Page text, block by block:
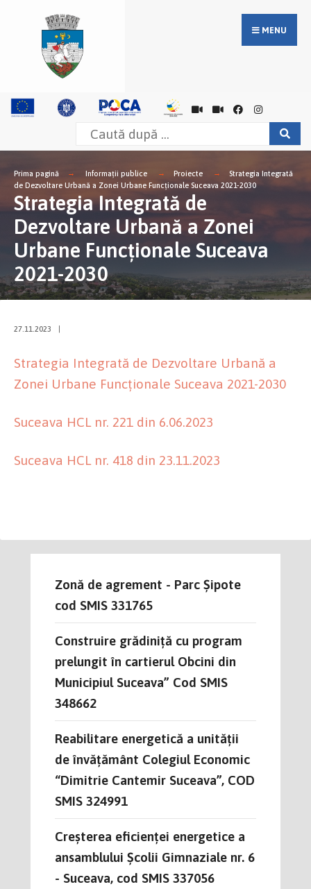
MENU
Prima pagină Informații publice Proiecte
Strategia Integrată
de Dezvoltare Urbană a Zonei Urbane Funcționale Suceava 2021-2030
Strategia Integrată de
Dezvoltare Urbană a Zonei
Urbane Funcționale Suceava
2021-2030
27.11.2023
Strategia Integrată de Dezvoltare Urbană a
Zonei Urbane Funcționale Suceava 2021-2030
Suceava HCL nr. 221 din 6.06.2023
Suceava HCL nr. 418 din 23.11.2023
Zonă de agrement - Parc Șipote
cod SMIS 331765
Construire grădiniță cu program
prelungit în cartierul Obcini din
Municipiul Suceava” Cod SMIS
348662
Reabilitare energetică a unității
de învățământ Colegiul Economic
“Dimitrie Cantemir Suceava”, COD
SMIS 324991
Creșterea eficienței energetice a
ansamblului Școlii Gimnaziale nr. 6
- Suceava, cod SMIS 337056